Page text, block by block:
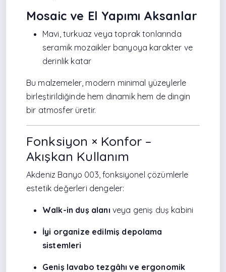
Mosaic ve El Yapımı Aksanlar
Mavi, turkuaz veya toprak tonlarında
seramik mozaikler banyoya karakter ve
derinlik katar
Bu malzemeler, modern minimal yüzeylerle
birleştirildiğinde hem dinamik hem de dingin
bir atmosfer üretir.
Fonksiyon × Konfor –
Akışkan Kullanım
Akdeniz Banyo 003, fonksiyonel çözümlerle
estetik değerleri dengeler:
Walk-in duş alanı veya geniş duş kabini
İyi organize edilmiş depolama
sistemleri
Geniş lavabo tezgâhı ve ergonomik